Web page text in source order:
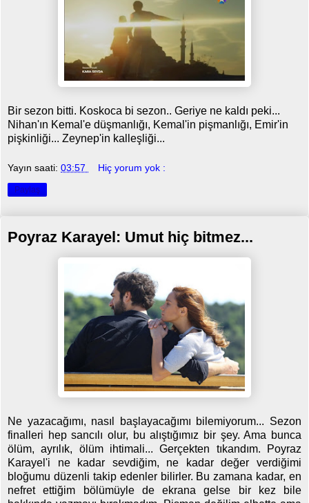
Bir sezon bitti. Koskoca bi sezon.. Geriye ne kaldı peki...
Nihan'ın Kemal'e düşmanlığı, Kemal'in pişmanlığı, Emir'in
pişkinliği... Zeynep'in kalleşliği...
Yayın saati: 03:57 Hiç yorum yok :
Paylaş
Poyraz Karayel: Umut hiç bitmez...
Ne yazacağımı, nasıl başlayacağımı bilemiyorum... Sezon
finalleri hep sancılı olur, bu alıştığımız bir şey. Ama bunca
ölüm, ayrılık, ölüm ihtimali... Gerçekten tıkandım. Poyraz
Karayel'i ne kadar sevdiğim, ne kadar değer verdiğimi
bloğumu düzenli takip edenler bilirler. Bu zamana kadar, en
nefret ettiğim bölümüyle de ekrana gelse bir kez bile